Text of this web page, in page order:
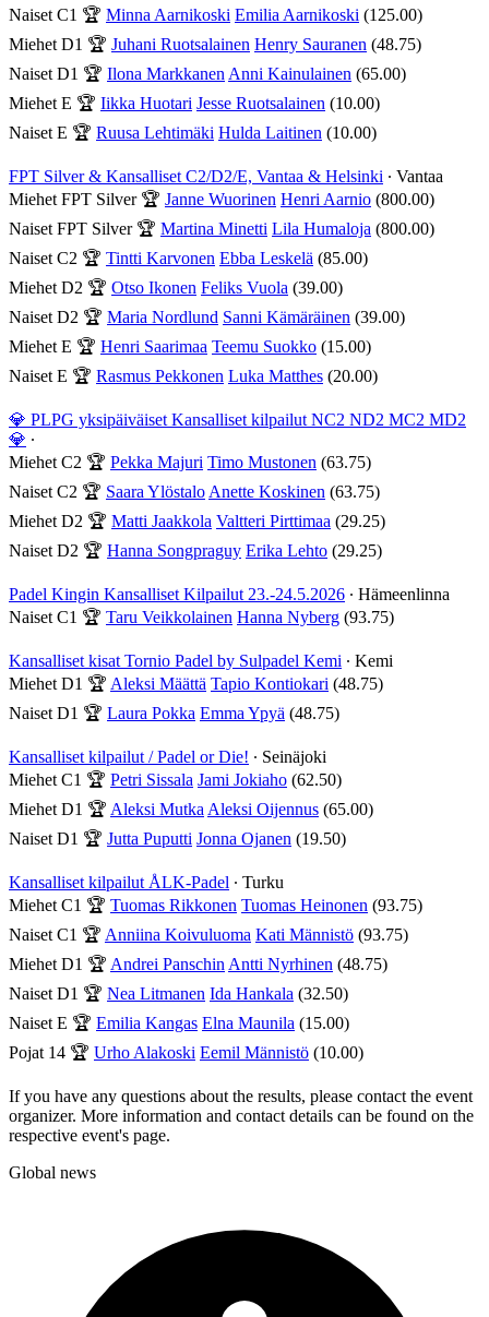
Naiset C1 🏆 Minna Aarnikoski Emilia Aarnikoski (125.00)
Miehet D1 🏆 Juhani Ruotsalainen Henry Sauranen (48.75)
Naiset D1 🏆 Ilona Markkanen Anni Kainulainen (65.00)
Miehet E 🏆 Iikka Huotari Jesse Ruotsalainen (10.00)
Naiset E 🏆 Ruusa Lehtimäki Hulda Laitinen (10.00)
FPT Silver & Kansalliset C2/D2/E, Vantaa & Helsinki ∙ Vantaa
Miehet FPT Silver🏆 Janne Wuorinen Henri Aarnio (800.00)
Naiset FPT Silver🏆 Martina Minetti Lila Humaloja (800.00)
Naiset C2 🏆 Tintti Karvonen Ebba Leskelä (85.00)
Miehet D2 🏆 Otso Ikonen Feliks Vuola (39.00)
Naiset D2 🏆 Maria Nordlund Sanni Kämäräinen (39.00)
Miehet E 🏆 Henri Saarimaa Teemu Suokko (15.00)
Naiset E 🏆 Rasmus Pekkonen Luka Matthes (20.00)
💎 PLPG yksipäiväiset Kansalliset kilpailut NC2 ND2 MC2 MD2
💎 ∙
Miehet C2 🏆 Pekka Majuri Timo Mustonen (63.75)
Naiset C2 🏆 Saara Ylöstalo Anette Koskinen (63.75)
Miehet D2 🏆 Matti Jaakkola Valtteri Pirttimaa (29.25)
Naiset D2 🏆 Hanna Songpraguy Erika Lehto (29.25)
Padel Kingin Kansalliset Kilpailut 23.-24.5.2026 ∙ Hämeenlinna
Naiset C1 🏆 Taru Veikkolainen Hanna Nyberg (93.75)
Kansalliset kisat Tornio Padel by Sulpadel Kemi ∙ Kemi
Miehet D1 🏆 Aleksi Määttä Tapio Kontiokari (48.75)
Naiset D1 🏆 Laura Pokka Emma Ypyä (48.75)
Kansalliset kilpailut / Padel or Die! ∙ Seinäjoki
Miehet C1 🏆 Petri Sissala Jami Jokiaho (62.50)
Miehet D1 🏆 Aleksi Mutka Aleksi Oijennus (65.00)
Naiset D1 🏆 Jutta Puputti Jonna Ojanen (19.50)
Kansalliset kilpailut ÅLK-Padel ∙ Turku
Miehet C1 🏆 Tuomas Rikkonen Tuomas Heinonen (93.75)
Naiset C1 🏆 Anniina Koivuluoma Kati Männistö (93.75)
Miehet D1 🏆 Andrei Panschin Antti Nyrhinen (48.75)
Naiset D1 🏆 Nea Litmanen Ida Hankala (32.50)
Naiset E 🏆 Emilia Kangas Elna Maunila (15.00)
Pojat 14 🏆 Urho Alakoski Eemil Männistö (10.00)
If you have any questions about the results, please contact the event
organizer. More information and contact details can be found on the
respective event's page.
Global news